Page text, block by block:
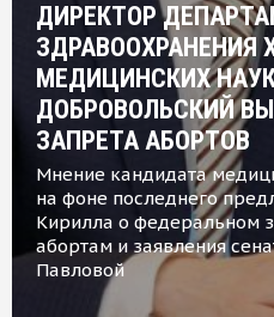
ДИРЕКТОР
ЗДРАВООХРАНЕНИЯ
МЕДИЦИНСКИХ
ДОБРОВОЛЬСКИЙ
ЗАПРЕТА АБОРТОВ
Мнение кандидата
на фоне последнего
Кирилла о федеральном
абортам и заявления
Павловой